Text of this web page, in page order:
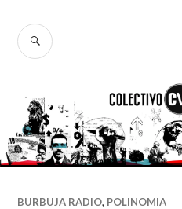
contenido
BUSCAR
BURBUJA RADIO, POLINOMIA